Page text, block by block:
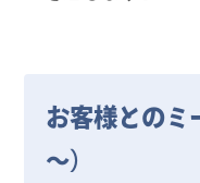
お客様とのミ
～）